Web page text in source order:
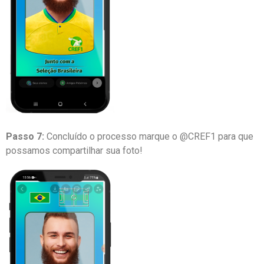
Passo 7: Concluído o processo marque o @CREF1 para que
possamos compartilhar sua foto!